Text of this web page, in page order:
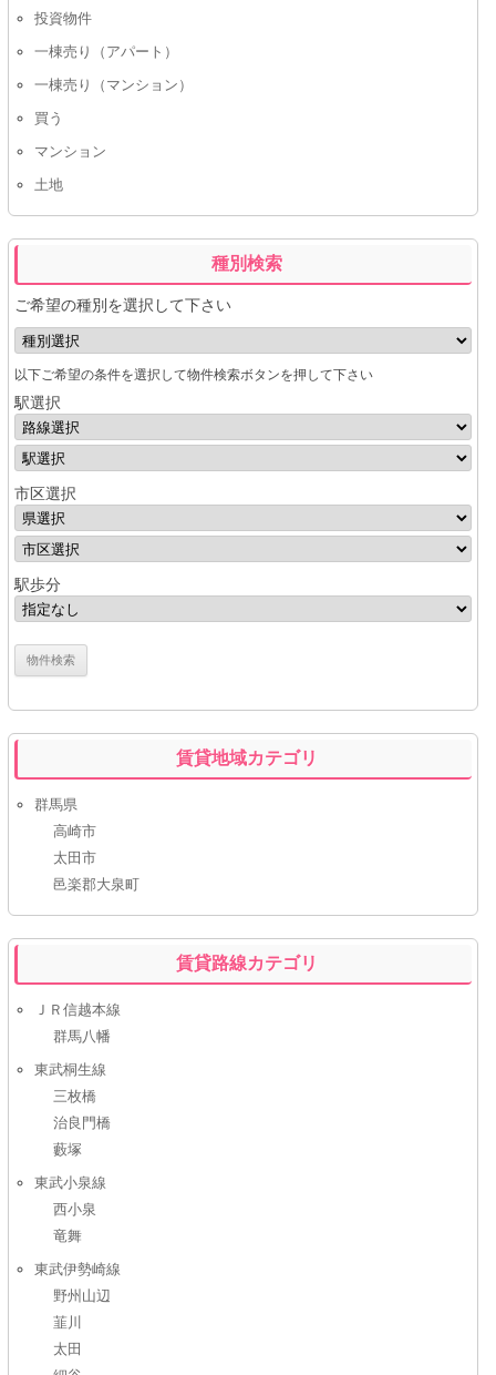
投資物件
一棟売り（アパート）
一棟売り（マンション）
買う
マンション
土地
種別検索
ご希望の種別を選択して下さい
以下ご希望の条件を選択して物件検索ボタンを押して下さい
駅選択
市区選択
駅歩分
賃貸地域カテゴリ
群馬県
高崎市
太田市
邑楽郡大泉町
賃貸路線カテゴリ
ＪＲ信越本線
群馬八幡
東武桐生線
三枚橋
治良門橋
藪塚
東武小泉線
西小泉
竜舞
東武伊勢崎線
野州山辺
韮川
太田